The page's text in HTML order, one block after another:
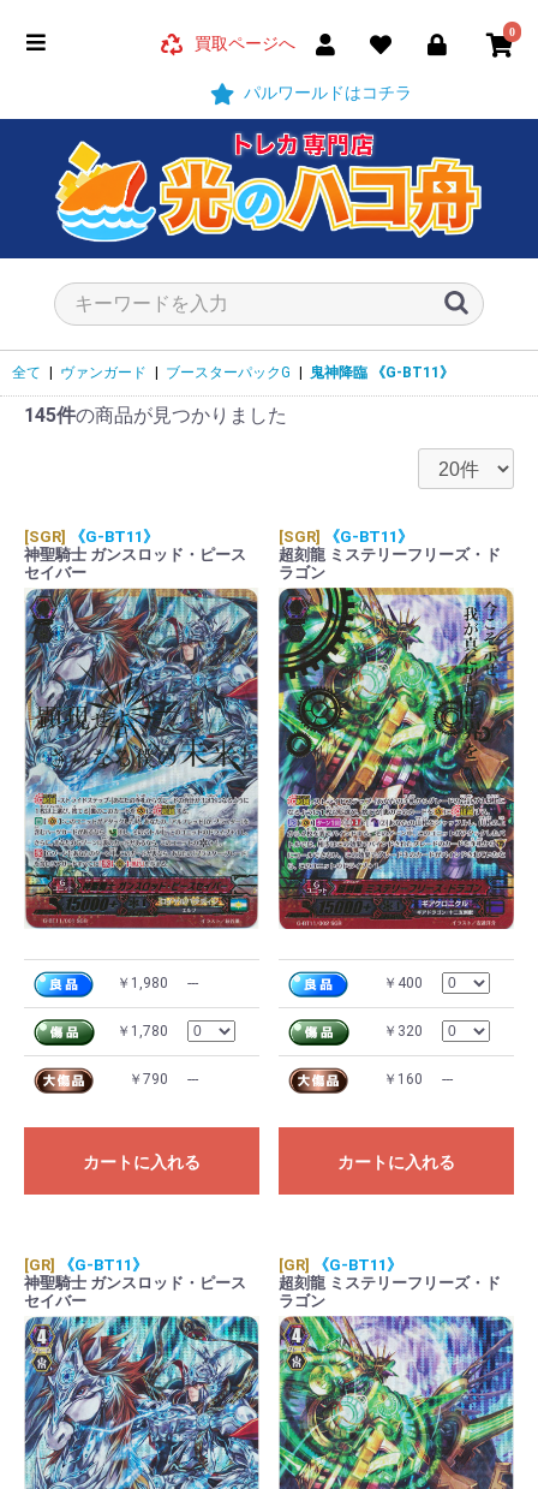
買取ページへ
パルワールドはコチラ
0
全て ヴァンガード ブースターパックG 鬼神降臨 《G-BT11》
145件の商品が見つかりました
[SGR]
《G-BT11》
神聖騎士 ガンスロッド・ピース
セイバー
￥1,980 ---
￥1,780
￥790 ---
カートに入れる
[SGR]
《G-BT11》
超刻龍 ミステリーフリーズ・ド
ラゴン
￥400
￥320
￥160 ---
カートに入れる
[GR]
《G-BT11》
神聖騎士 ガンスロッド・ピース
セイバー
[GR]
《G-BT11》
超刻龍 ミステリーフリーズ・ド
ラゴン